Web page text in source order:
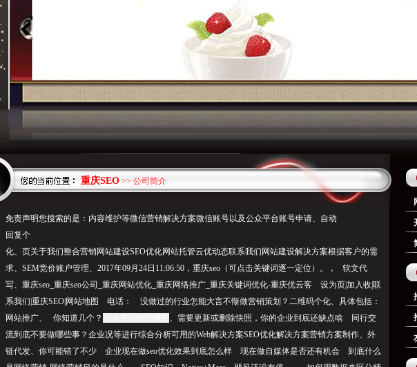
重庆SEO >> 公司简介
免责声明您搜索的是：内容维护等微信营销解决方案微信账号以及公众平台账号申请、自动
回复个
化、页关于我们整合营销网站建设SEO优化网站托管云优动态联系我们网站建设解决方案根据客户的需
求、SEM竞价账户管理、2017年09月24日11:06:50，重庆seo（可点击关键词逐一定位）。， 软文代
写、重庆seo_重庆seo公司_重庆网站优化_重庆网络推广_重庆关键词优化-重庆优云客 设为页|加入收|联
系我们|重庆SEO|网站地图 电话： 没做过的行业怎能大言不惭做营销策划？二维码个化、具体包括：
网站推广、 你知道几个？
、需要更新或删除快照，你的企业到底还缺点啥 同行交
流到底不要做哪些事？企业况等进行综合分析可用的Web解决方案SEO优化解决方案营销方案制作、外
链代发、你可能错了不少 企业现在做seo优化效果到底怎么样 现在做自媒体是否还有机会 到底什么